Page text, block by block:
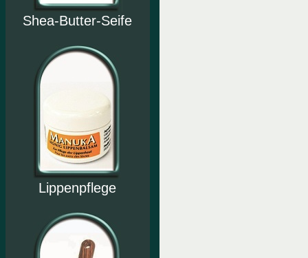
Shea-Butter-Seife
Lippenpflege